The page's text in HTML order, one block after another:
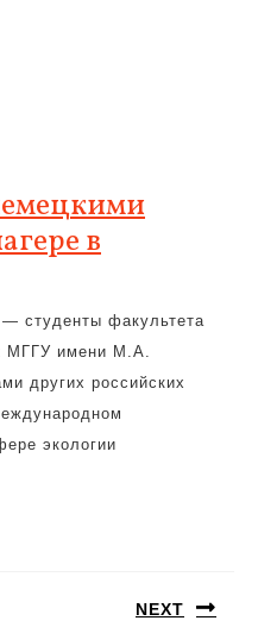
в
студенты факультета
МГГУ имени М.А.
других российских
экологии
NEXT